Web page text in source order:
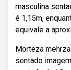
masculina
é 1,15m,
equivale a
Morteza
sentado